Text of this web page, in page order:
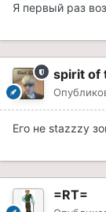
Я первый раз
spirit of
Его не stazzzy
=RT=